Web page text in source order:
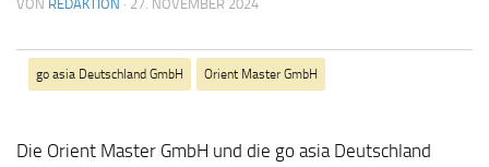
VON REDAKTION · 27. NOVEMBER 2024
go asia Deutschland GmbH Orient Master GmbH
Die Orient Master GmbH und die go asia Deutschland